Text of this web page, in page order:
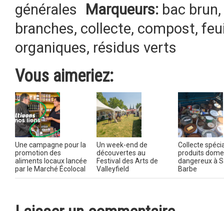
générales
Marqueurs: bac brun,
branches, collecte, compost,
organiques, résidus verts
Vous aimeriez:
Une campagne pour la
promotion des
aliments locaux lancée
par le Marché Écolocal
Un week-end de
découvertes au
Festival des Arts de
Valleyfield
Collecte
produits
dangereux à
Barbe